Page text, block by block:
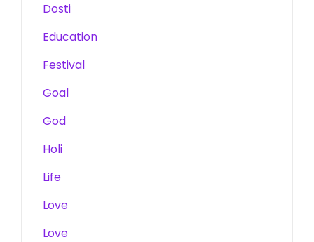
Dosti
Education
Festival
Goal
God
Holi
Life
Love
Love